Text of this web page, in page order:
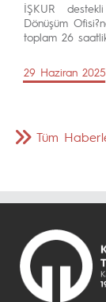
İŞKUR
Dönüşüm
toplam 26
29 Haziran 2025
Tüm